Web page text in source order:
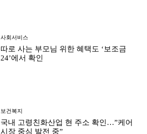
사회서비스
따로 사는 부모님 위한 혜택도 ‘보조금
24’에서 확인
보건복지
국내 고령친화산업 현 주소 확인…”케어
시장 중심 발전 중”